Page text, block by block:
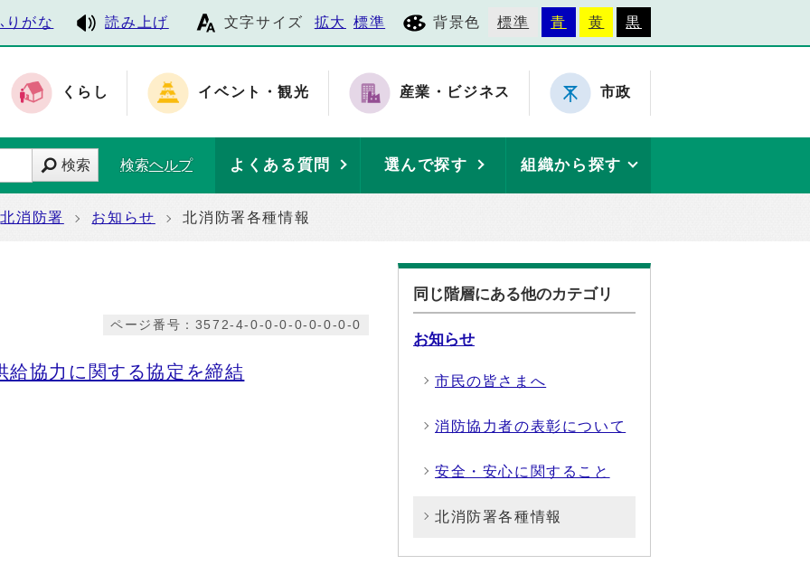
りがな 読み上げ 文字サイズ 拡大 標準 背景色 標準 青 黄 黒
くらし イベント・観光 産業・ビジネス 市政
検索 検索ヘルプ よくある質問 選んで探す 組織から探す
北消防署 お知らせ 北消防署各種情報
ページ番号：3572-4-0-0-0-0-0-0-0-0
給協力に関する協定を締結
同じ階層にある他のカテゴリ
お知らせ
市民の皆さまへ
消防協力者の表彰について
安全・安心に関すること
北消防署各種情報